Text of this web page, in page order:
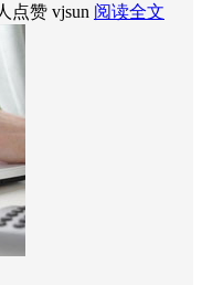
点赞 vjsun 阅读全文